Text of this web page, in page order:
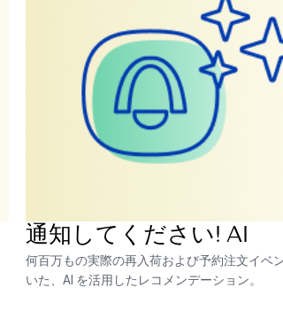
通知してください! AI
何百万もの実際の再入荷および予約注文イベ
いた、AI を活用したレコメンデーション。